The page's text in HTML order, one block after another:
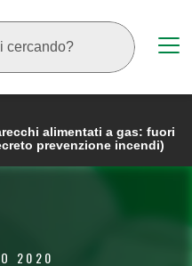
alimentati a gas: fuori
prevenzione incendi)
2020